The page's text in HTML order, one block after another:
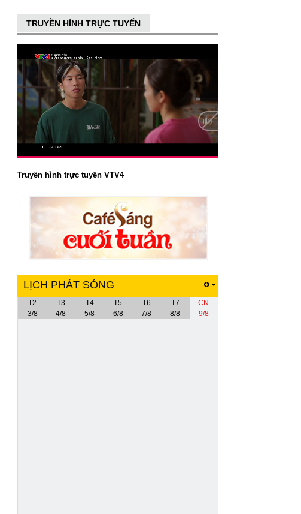
TRUYỀN HÌNH TRỰC TUYẾN
Truyền hình trực tuyến VTV4
LỊCH PHÁT SÓNG
T2
3/8
T3
4/8
T4
5/8
T5
6/8
T6
7/8
T7
8/8
CN
9/8